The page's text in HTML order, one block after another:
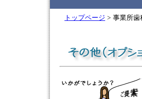
トップページ > 事業所歯